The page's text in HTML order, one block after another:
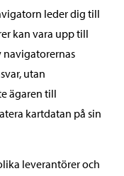
leder dig till
kan vara upp till
navigatorernas
utan
ägaren till
kartdatan på sin
leverantörer och